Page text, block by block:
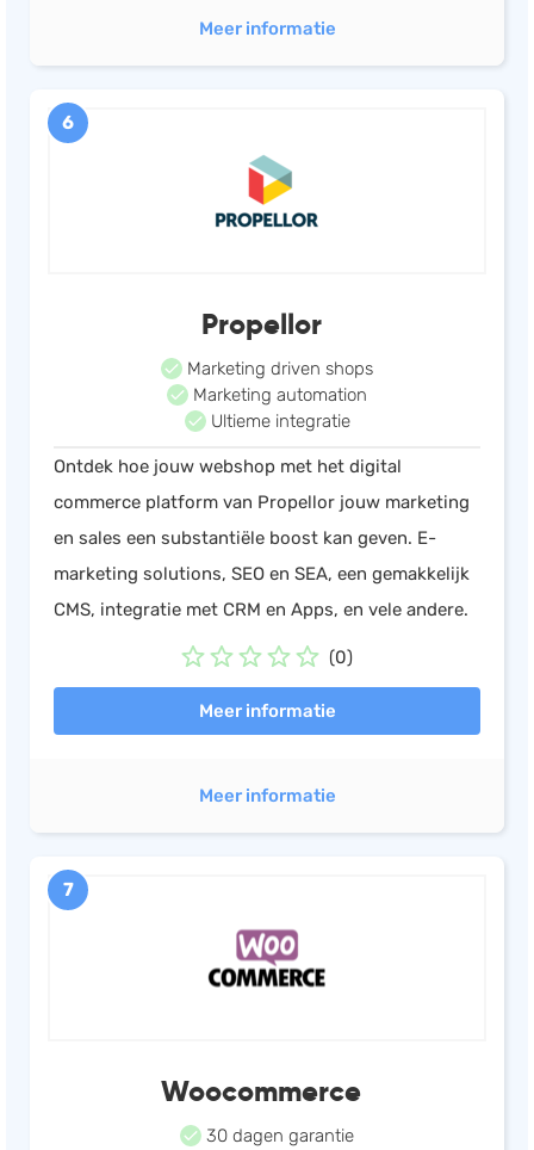
Meer informatie
6
Propellor
Marketing driven shops
Marketing automation
Ultieme integratie
Ontdek hoe jouw webshop met het digital
commerce platform van Propellor jouw marketing
en sales een substantiële boost kan geven. E-
marketing solutions, SEO en SEA, een gemakkelijk
CMS, integratie met CRM en Apps, en vele andere.
(0)
Meer informatie
Meer informatie
7
Woocommerce
30 dagen garantie